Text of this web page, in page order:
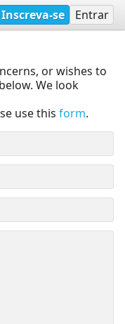
Inscreva-se Entrar
or wishes to
We look
use this form.